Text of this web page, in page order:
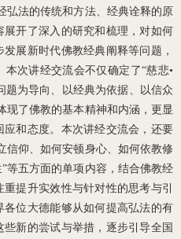
弘法的传统和方法、经典诠释的原
开了深入的研究和梳理，对如何
展新时代佛教经典阐释等问题，
次讲经交流会不仅确定了“慈悲•
题为导向、以经典为依据、以信众
现了佛教的基本精神和内涵，更显
和态度。本次讲经交流会，还要
信仰、如何安顿身心、如何依教修
等五方面的单项内容，结合佛教经
提升实效性与针对性的思考与引
位大德能够从如何提高弘法的有
新的尝试与举措，逐步引导全国